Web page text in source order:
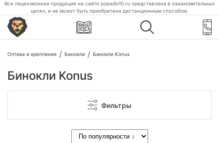
Вся лицензионная продукция на сайте popadiv10.ru представлена в ознакомительных
целях, и не может быть приобретена дистанционным способом.
Оптика и крепления Бинокли Бинокли Konus
Бинокли Konus
Фильтры